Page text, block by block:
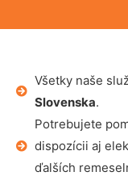
Všetky naše
Slovenska.
Potrebujete
dispozícii aj
ďalších